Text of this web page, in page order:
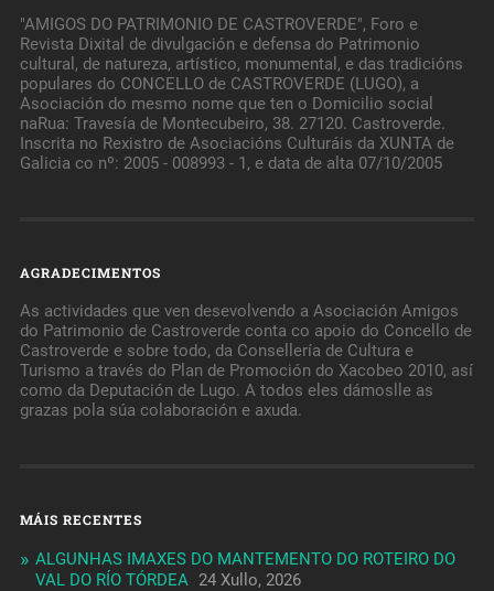
"AMIGOS DO PATRIMONIO DE CASTROVERDE", Foro e
Revista Dixital de divulgación e defensa do Patrimonio
cultural, de natureza, artístico, monumental, e das tradicións
populares do CONCELLO de CASTROVERDE (LUGO), a
Asociación do mesmo nome que ten o Domicilio social
naRua: Travesía de Montecubeiro, 38. 27120. Castroverde.
Inscrita no Rexistro de Asociacións Culturáis da XUNTA de
Galicia co nº: 2005 - 008993 - 1, e data de alta 07/10/2005
AGRADECIMENTOS
As actividades que ven desevolvendo a Asociación Amigos
do Patrimonio de Castroverde conta co apoio do Concello de
Castroverde e sobre todo, da Consellería de Cultura e
Turismo a través do Plan de Promoción do Xacobeo 2010, así
como da Deputación de Lugo. A todos eles dámoslle as
grazas pola súa colaboración e axuda.
MÁIS RECENTES
ALGUNHAS IMAXES DO MANTEMENTO DO ROTEIRO DO
VAL DO RÍO TÓRDEA 24 Xullo, 2026